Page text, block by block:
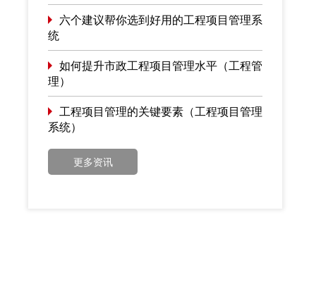
六个建议帮你选到好用的工程项目管理系
统
如何提升市政工程项目管理水平（工程管
理）
工程项目管理的关键要素（工程项目管理
系统）
更多资讯